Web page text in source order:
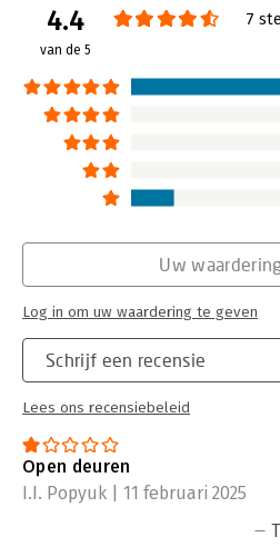
belangrijkste inzichten en
data-gedreven groei.
Lees verder
4.4
van de 5
7
Schrijf een recensie
Lees ons recensiebeleid
Uw
Log in om uw waardering te geven
Open deuren
I.I. Popyuk | 11 februari 2025